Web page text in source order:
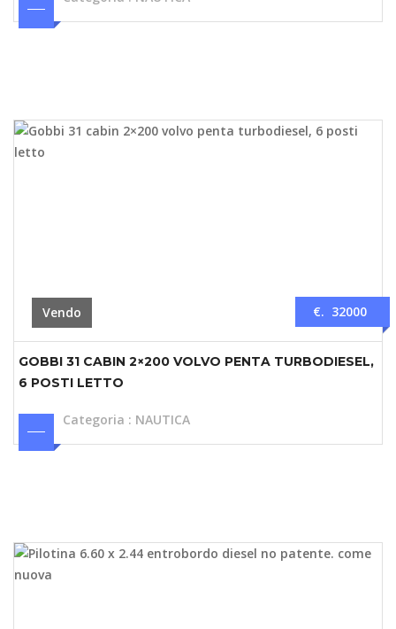
Vendo €. 32000
GOBBI 31 CABIN 2×200 VOLVO PENTA TURBODIESEL,
6 POSTI LETTO
Categoria : NAUTICA